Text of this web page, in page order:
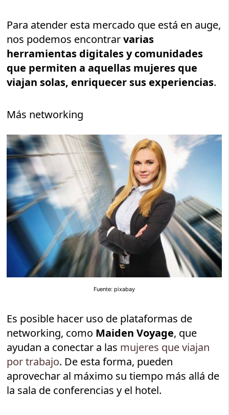
Para atender esta mercado que está en auge,
nos podemos encontrarvarias
herramientas digitales y comunidades
que permiten a aquellas mujeres que
viajan solas, enriquecer sus experiencias.
Más networking
Fuente: pixabay
Es posible hacer uso de plataformas de
networking, como Maiden Voyage, que
ayudan a conectar a las mujeres que viajan
por trabajo. De esta forma, pueden
aprovechar al máximo su tiempo más allá de
la sala de conferencias y el hotel.